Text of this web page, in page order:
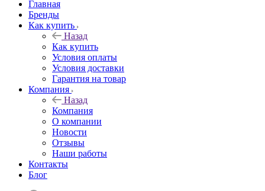
Главная
Бренды
Как купить
Назад
Как купить
Условия оплаты
Условия доставки
Гарантия на товар
Компания
Назад
Компания
О компании
Новости
Отзывы
Наши работы
Контакты
Блог